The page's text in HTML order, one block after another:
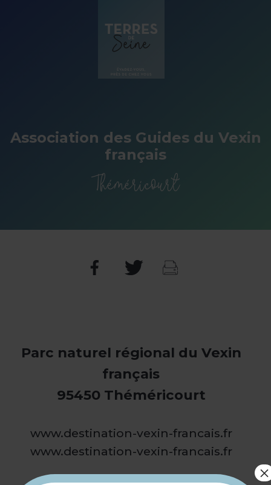
Association des Guides du Vexin
français
Théméricourt
Parc naturel régional du Vexin
français
95450 Théméricourt
www.destination-vexin-francais.fr
www.destination-vexin-francais.fr
×